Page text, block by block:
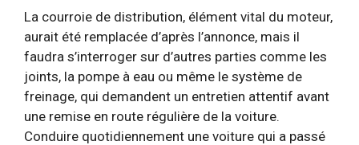
La courroie de distribution, élément vital du moteur,
aurait été remplacée d’après l’annonce, mais il
faudra s’interroger sur d’autres parties comme les
joints, la pompe à eau ou même le système de
freinage, qui demandent un entretien attentif avant
une remise en route régulière de la voiture.
Conduire quotidiennement une voiture qui a passé